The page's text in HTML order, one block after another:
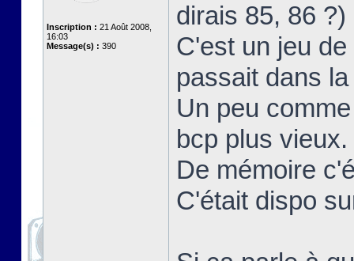
Inscription : 21 Août 2008,
16:03
Message(s) : 390
dirais 85, 86 ?)
C'est un jeu
passait dans
Un peu
bcp plus vieux.
De mémoire
C'était dispo